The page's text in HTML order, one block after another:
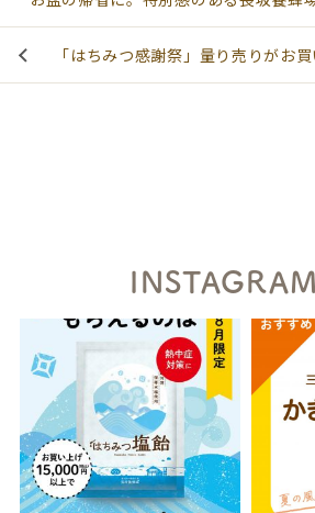
「はちみつ感謝祭」量り売りがお
INSTAGRAM